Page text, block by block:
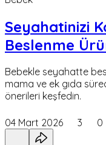
Seyahatinizi
Beslenme
Bebekle seyahatte
mama ve ek gıda
önerileri keşfedin.
04 Mart 2026 3 0